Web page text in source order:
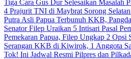
Tiga Cara Gus Dur Selesaikan Masalah
4 Prajurit TNI di Maybrat Sorong
Putra Asli Papua Terbunuh KKB,
Senator Filep Uraikan 5 Intisari Pasal
Pemekaran Papua, Filep Ungkap 2 Opsi
Serangan KKB di Kiwirok, 1 Anggota
Tok! Ini Jadwal Resmi Pilpres dan